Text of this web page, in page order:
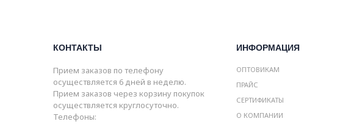
КОНТАКТЫ
Прием заказов по телефону
осуществляется 6 дней в неделю.
Прием заказов через корзину покупок
осуществляется круглосуточно.
Телефоны:
ИНФОРМАЦИЯ
ОПТОВИКАМ
ПРАЙС
СЕРТИФИКАТЫ
О КОМПАНИИ